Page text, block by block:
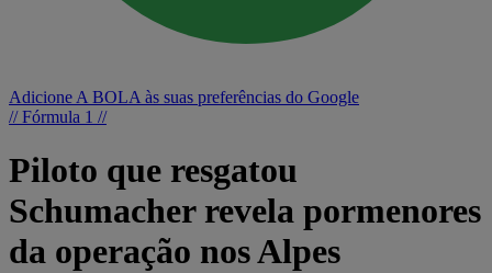
Adicione A BOLA às suas preferências do Google
// Fórmula 1 //
Piloto que resgatou
Schumacher revela pormenores
da operação nos Alpes